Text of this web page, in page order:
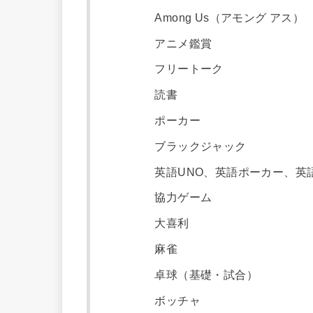
Among Us（アモング アス）
アニメ鑑賞
フリートーク
読書
ポーカー
ブラックジャック
英語UNO、英語ポーカー、英
協力ゲーム
大喜利
麻雀
卓球（基礎・試合）
ボッチャ